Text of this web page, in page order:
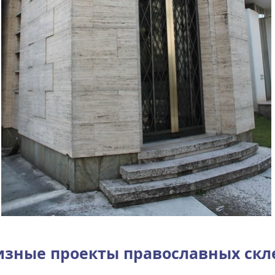
проекты православных